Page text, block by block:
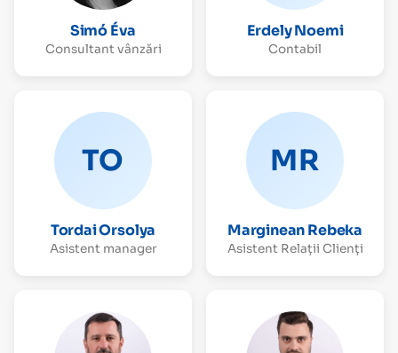
Simó Éva
Consultant vânzări
Erdely Noemi
Contabil
TO
Tordai Orsolya
Asistent manager
MR
Marginean Rebeka
Asistent Relații Clienți